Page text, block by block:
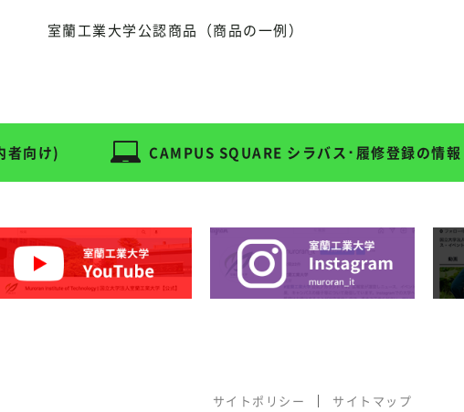
室蘭工業大学公認商品（商品の一例）
者向け) CAMPUS SQUARE シラバス･履修登録の情報
サイトポリシー サイトマップ